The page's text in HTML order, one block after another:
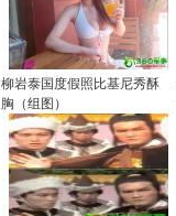
柳岩泰国度假照比基尼秀酥
胸（组图）